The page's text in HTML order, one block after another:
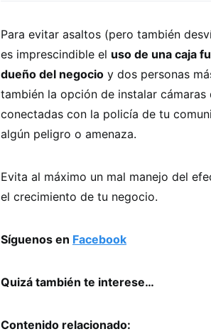
Para evitar asaltos (pero también
es imprescindible el uso de una caja
dueño del negocio y dos personas
también la opción de instalar
conectadas con la policía de tu
algún peligro o amenaza.
Evita al máximo un mal manejo del
el crecimiento de tu negocio.
Síguenos en Facebook
Quizá también te interese…
Contenido relacionado: